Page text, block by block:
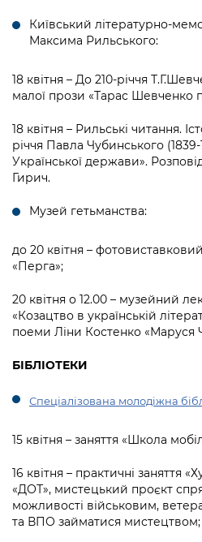
Київський літературно-
Максима Рильського:
18 квітня – До 210-річчя
малої прози «Тарас Шевченко
18 квітня – Рильські читання.
річчя Павла Чубинського
Української держави».
Гирич.
Музей гетьманства:
до 20 квітня –
«Перга»;
20 квітня о 12.00 – музейний
«Козацтво в українській
поеми Ліни Костенко «Маруся
БІБЛІОТЕКИ
Спеціалізована молодіжна
15 квітня – заняття «Школа
16 квітня – практичні заняття
«ДОТ», мистецький проєкт
можливості військовим,
та ВПО займатися мистецтвом;